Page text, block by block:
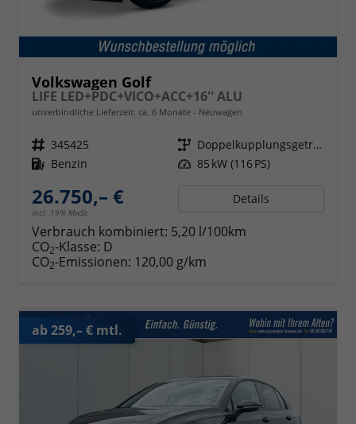
Volkswagen Golf
LIFE LED+PDC+VICO+ACC+16'' ALU
unverbindliche Lieferzeit: ca. 6 Monate Neuwagen
Fahrzeugnr. 345425 Getriebe
Doppelkupplungsgetriebe (DSG)
Kraftstoff Benzin Leistung 85 kW (116 PS)
26.750,– €
incl. 19% MwSt.
Details
Verbrauch kombiniert: 5,20 l/100km
CO2-Klasse: D
CO2-Emissionen: 120,00 g/km
ab 259,– € mtl.